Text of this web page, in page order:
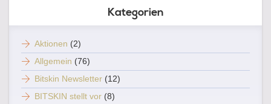
Kategorien
Aktionen (2)
Allgemein (76)
Bitskin Newsletter (12)
BITSKIN stellt vor (8)